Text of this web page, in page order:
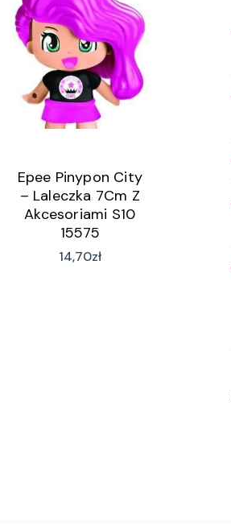
Epee Pinypon City
– Laleczka 7Cm Z
Akcesoriami S10
15575
14,70zł